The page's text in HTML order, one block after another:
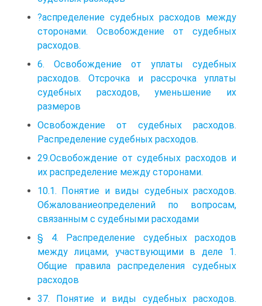
?аспределение судебных расходов между
сторонами. Освобождение от судебных
расходов.
6. Освобождение от уплаты судебных
расходов. Отсрочка и рассрочка уплаты
судебных расходов, уменьшение их
размеров
Освобождение от судебных расходов.
Распределение судебных расходов.
29.Освобождение от судебных расходов и
их распределение между сторонами.
10.1. Понятие и виды судебных расходов.
Обжалованиеопределений по вопросам,
связанным с судебными расходами
§ 4. Распределение судебных расходов
между лицами, участвующими в деле 1.
Общие правила распределения судебных
расходов
37. Понятие и виды судебных расходов.